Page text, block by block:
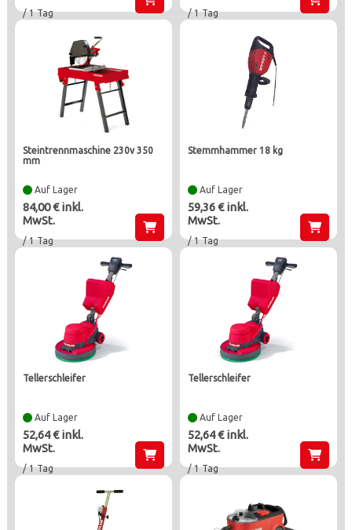
/ 1 Tag / 1 Tag
steintrennmaschine 230v 350
mm
Auf Lager
84,00 € inkl.
MwSt.
/ 1 Tag
stemmhammer 18 kg
Auf Lager
59,36 € inkl.
MwSt.
/ 1 Tag
tellerschleifer
Auf Lager
52,64 € inkl.
MwSt.
/ 1 Tag
tellerschleifer
Auf Lager
52,64 € inkl.
MwSt.
/ 1 Tag